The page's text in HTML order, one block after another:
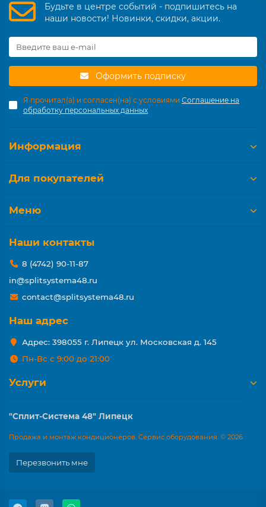
Будьте в центре событий - подпишитесь на
наши новости! Новинки, скидки, акции.
Оформить подписку
Я прочитал(а) и согласен(на) с условиями Соглашение на
обработку персональных данных
Информация
Для покупателей
Меню
Наши контакты
8 (4742) 90-11-87
in@splitsystema48.ru
contact@splitsystema48.ru
Наш адрес
Адрес: 398055 г. Липецк ул. Московская д. 145
Пн-Вс с 9:00 до 21:00
Услуги
"Сплит-Система 48" Липецк
Продажа и монтаж кондиционеров. Сервис оборудования. © 2026
Перезвонить мне